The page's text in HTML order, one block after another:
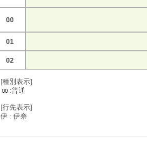
00
01
02
[種別表示]
00 :普通
[行先表示]
伊 : 伊奈